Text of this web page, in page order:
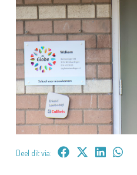
Deel dit via: